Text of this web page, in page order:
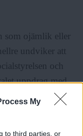
My
to third parties, or
som ojämlik eller
undviker att
och
uppdrag med
hälsa. Det
och